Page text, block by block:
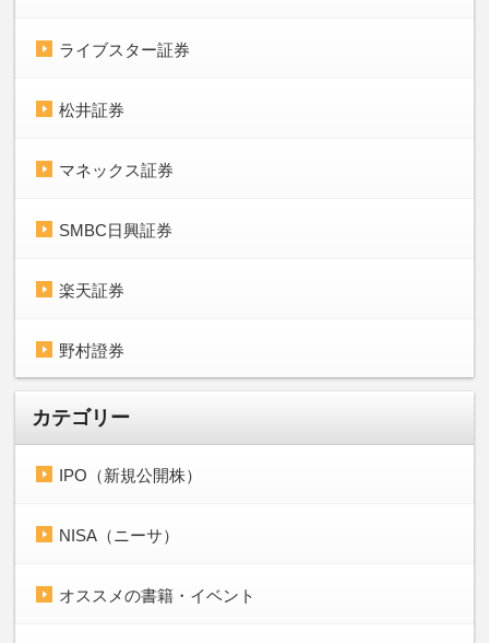
ライブスター証券
松井証券
マネックス証券
SMBC日興証券
楽天証券
野村證券
カテゴリー
IPO（新規公開株）
NISA（ニーサ）
オススメの書籍・イベント